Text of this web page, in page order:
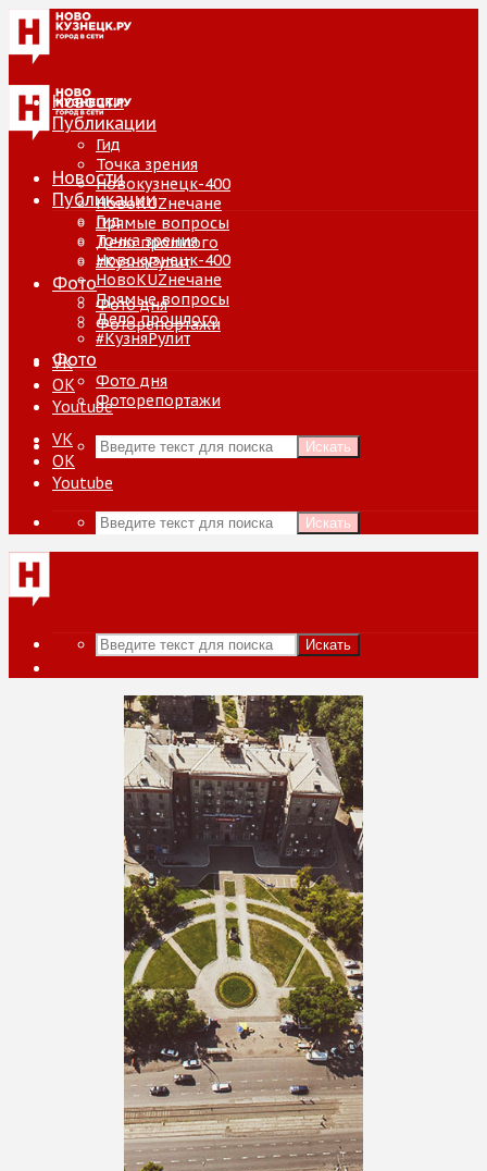
Новости
Публикации
Гид
Точка зрения
Новокузнецк-400
НовоKUZнечане
Прямые вопросы
Дело прошлого
#КузняРулит
Фото
Фото дня
Фоторепортажи
VK
ОК
Youtube
Искать
Новости
Публикации
Гид
Точка зрения
Новокузнецк-400
НовоKUZнечане
Прямые вопросы
Дело прошлого
#КузняРулит
Фото
Фото дня
Фоторепортажи
VK
ОК
Youtube
Искать
Искать